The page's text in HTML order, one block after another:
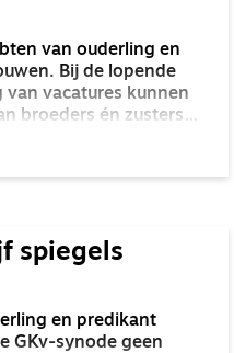
van ouderling en
Bij de lopende
vacatures kunnen
broeders én zusters
spiegels
en predikant
GKv-synode geen